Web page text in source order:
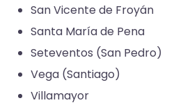
San Vicente de Froyán​
Santa María de Pena​
Seteventos (San Pedro)
Vega (Santiago)​
Villamayor​